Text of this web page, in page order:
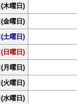
(木曜日)
(金曜日)
(土曜日)
(日曜日)
(月曜日)
(火曜日)
(水曜日)